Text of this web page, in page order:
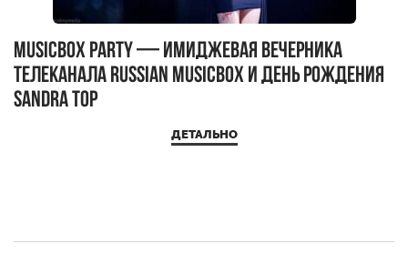
MUSICBOX PARTY — имиджевая вечерника
телеканала RUSSIAN MUSICBOX и день рождения
Sandra Top
ДЕТАЛЬНО